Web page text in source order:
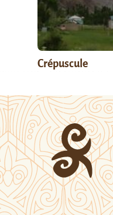
Crépuscule